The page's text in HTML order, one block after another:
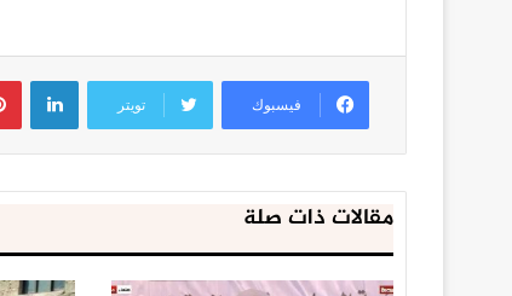
فيسبوك تويتر
مقالات ذات صلة